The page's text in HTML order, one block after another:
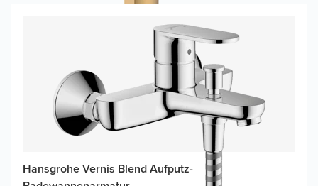
Hansgrohe Vernis Blend Aufputz-